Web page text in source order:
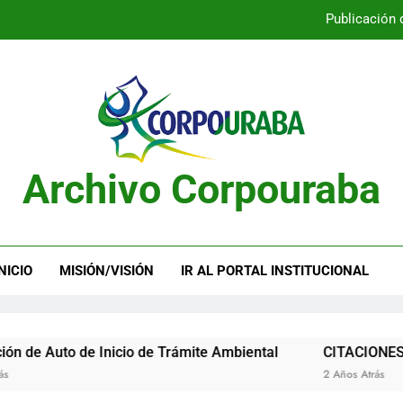
Publicación
Publicación
Archivo Corpouraba
INICIO MISIÓN/VISIÓN IR AL PORTAL INSTITUCIONAL
de Inicio de Trámite Ambiental CITACIONES
2 Años Atrás